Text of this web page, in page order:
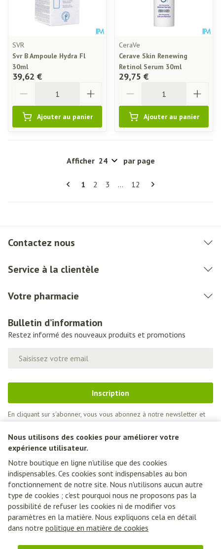
Nous utilisons des cookies pour améliorer votre
expérience utilisateur.
Notre boutique en ligne n'utilise que des cookies
indispensables. Ces cookies sont indispensables au bon
fonctionnement de notre site. Nous n'utilisons aucun autre
type de cookies ; c'est pourquoi nous ne proposons pas la
possibilité de refuser les cookies ni de modifier vos
paramètres en la matière. Nous expliquons cela en détail
dans notre politique en matière de cookies
SVR
Svr B Ampoule Hydra Fl
30ml
39,62 €
Ajouter au panier
CeraVe
Cerave Skin Renewing
Retinol Serum 30ml
29,75 €
Ajouter au panier
Vous lisez actuellement la page
1 Page
2 Page
3 ... Page
12
Afficher par page
Contactez nous
Service à la clientèle
Votre pharmacie
Bulletin d’information
Restez informé des nouveaux produits et promotions
Inscription
En cliquant sur s'abonner, vous vous abonnez à notre newsletter et
acceptez notrepolitique de confidentialité.
Liens légaux